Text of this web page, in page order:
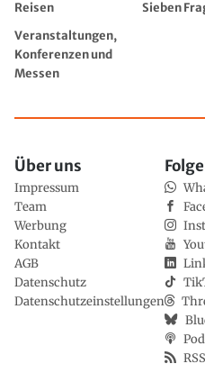
Reisen
Sieben
Veranstaltungen,
Konferenzen und
Messen
Über uns
Impressum
Team
Werbung
Kontakt
AGB
Datenschutz
Datenschutzeinstellungen
RSS